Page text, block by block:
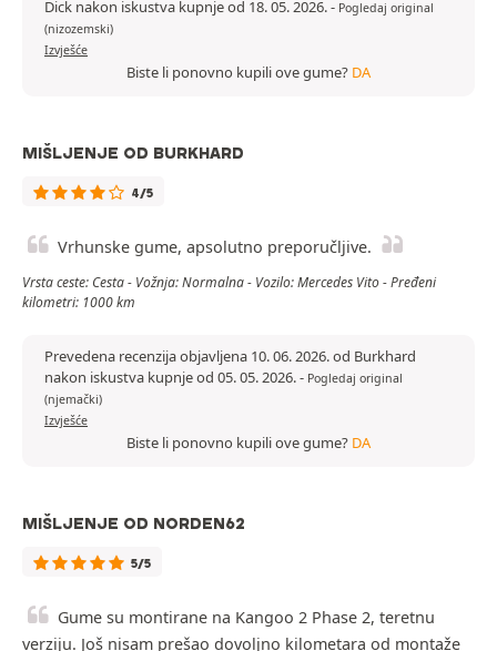
Dick nakon iskustva kupnje od 18. 05. 2026.- Pogledaj original
(nizozemski)
Izvješće
Biste li ponovno kupili ove gume? DA
MIŠLJENJE OD BURKHARD
4/5
Vrhunske gume, apsolutno preporučljive.
Vrsta ceste: Cesta - Vožnja: Normalna - Vozilo: Mercedes Vito - Pređeni
kilometri: 1000 km
Prevedena recenzija objavljena 10. 06. 2026. od Burkhard
nakon iskustva kupnje od 05. 05. 2026.- Pogledaj original
(njemački)
Izvješće
Biste li ponovno kupili ove gume? DA
MIŠLJENJE OD NORDEN62
5/5
Gume su montirane na Kangoo 2 Phase 2, teretnu
verziju. Još nisam prešao dovoljno kilometara od montaže